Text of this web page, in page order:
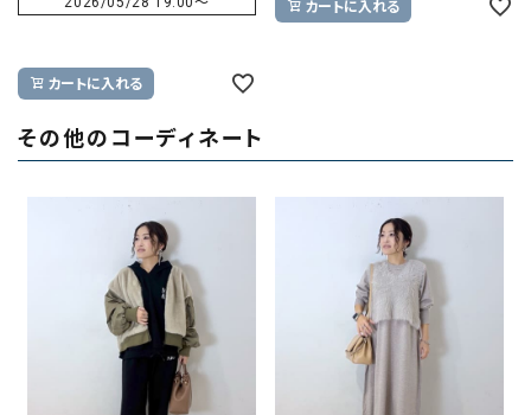
カートに入れる
カートに入れる
その他のコーディネート